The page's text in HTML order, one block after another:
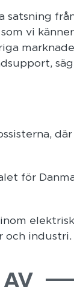
vi
för
och
AV